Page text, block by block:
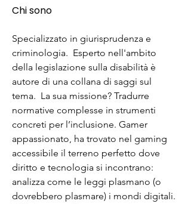
Chi sono
Specializzato in giurisprudenza e
criminologia.  Esperto nell'ambito
della legislazione sulla disabilità è
autore di una collana di saggi sul
tema.  La sua missione? Tradurre
normative complesse in strumenti
concreti per l’inclusione. Gamer
appassionato, ha trovato nel gaming
accessibile il terreno perfetto dove
diritto e tecnologia si incontrano:
analizza come le leggi plasmano (o
dovrebbero plasmare) i mondi digitali.